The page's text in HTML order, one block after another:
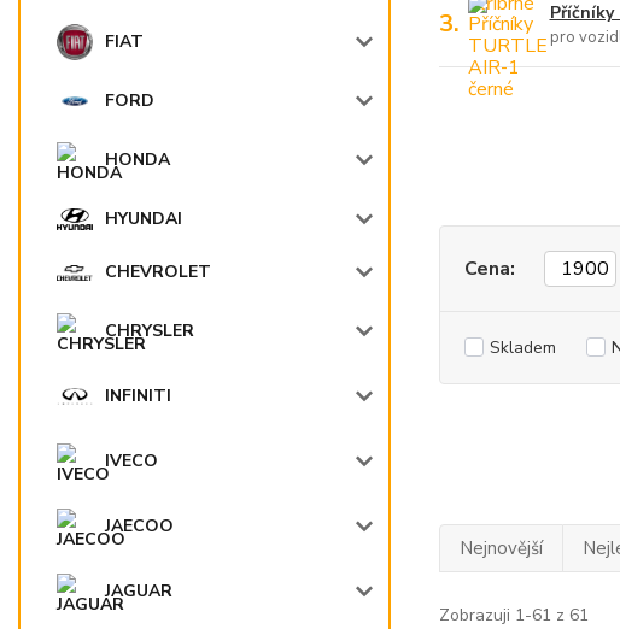
FIAT
FORD
HONDA
HYUNDAI
CHEVROLET
CHRYSLER
INFINITI
IVECO
JAECOO
JAGUAR
3. Příčníky
pro
Cena:
Skladem
Nejnovější
Zobrazuji 1-61 z 61